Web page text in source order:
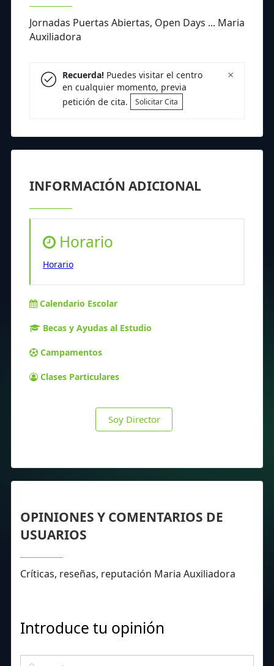
Jornadas Puertas Abiertas, Open Days ... Maria
Auxiliadora
×
Recuerda!Puedes visitar el centro
en cualquier momento, previa
petición de cita.
Solicitar Cita
INFORMACIÓN ADICIONAL
Horario
Horario
Calendario Escolar
Becas y Ayudas al Estudio
Campamentos
Clases Particulares
Soy Director
OPINIONES Y COMENTARIOS DE
USUARIOS
Críticas, reseñas, reputación Maria Auxiliadora
Introduce tu opinión